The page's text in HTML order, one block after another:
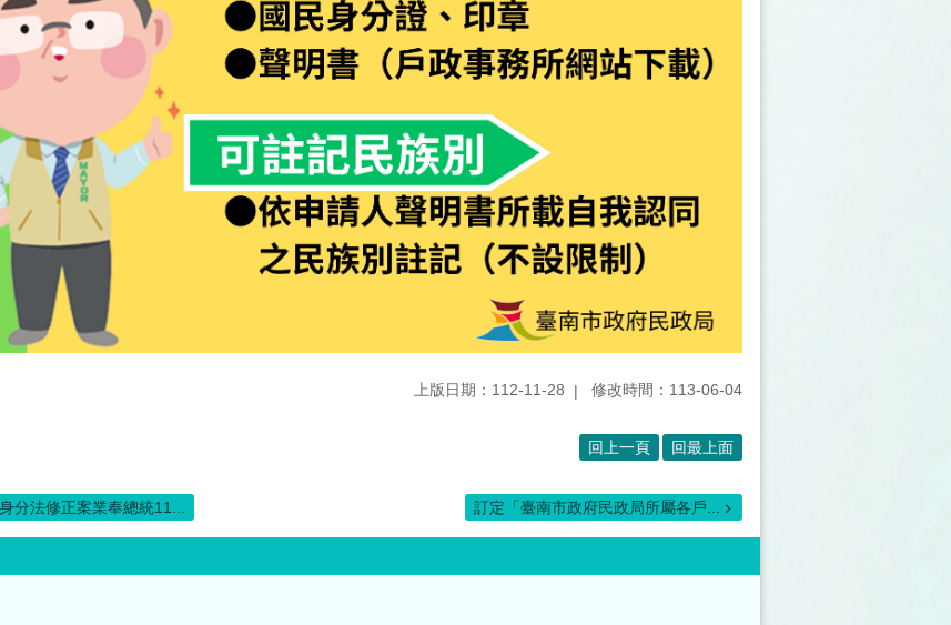
上版日期：112-11-28 修改時間：113-06-04
回上一頁 回最上面
分法修正案業奉總統11... 訂定「臺南市政府民政局所屬各戶...